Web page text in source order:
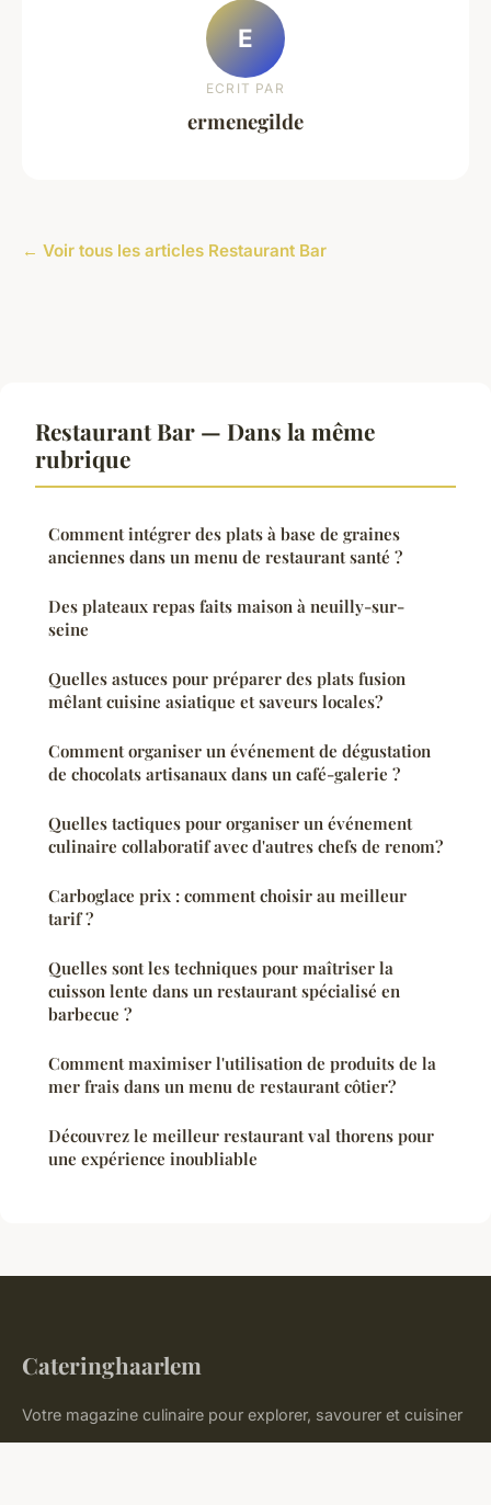
E
ECRIT PAR
ermenegilde
← Voir tous les articles Restaurant Bar
Restaurant Bar — Dans la même
rubrique
Comment intégrer des plats à base de graines
anciennes dans un menu de restaurant santé ?
Des plateaux repas faits maison à neuilly-sur-
seine
Quelles astuces pour préparer des plats fusion
mêlant cuisine asiatique et saveurs locales?
Comment organiser un événement de dégustation
de chocolats artisanaux dans un café-galerie ?
Quelles tactiques pour organiser un événement
culinaire collaboratif avec d'autres chefs de renom?
Carboglace prix : comment choisir au meilleur
tarif ?
Quelles sont les techniques pour maîtriser la
cuisson lente dans un restaurant spécialisé en
barbecue ?
Comment maximiser l'utilisation de produits de la
mer frais dans un menu de restaurant côtier?
Découvrez le meilleur restaurant val thorens pour
une expérience inoubliable
Cateringhaarlem
Votre magazine culinaire pour explorer, savourer et cuisiner